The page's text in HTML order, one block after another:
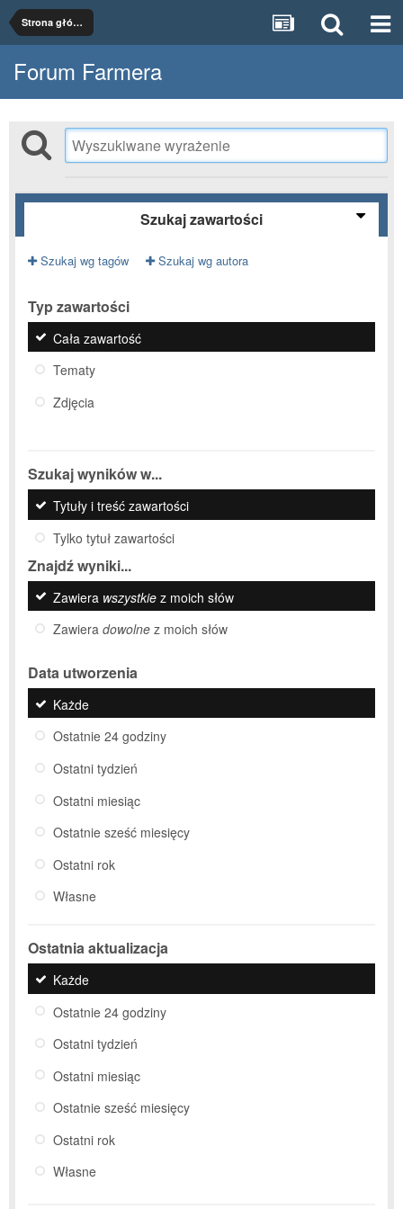
Strona główna
Forum Farmera
Szukaj zawartości
Szukaj wg tagów Szukaj wg autora
Typ zawartości
Cała zawartość
Tematy
Zdjęcia
Szukaj wyników w...
Tytuły i treść zawartości
Tylko tytuł zawartości
Znajdź wyniki...
Zawiera wszystkie z moich słów
Zawiera dowolne z moich słów
Data utworzenia
Każde
Ostatnie 24 godziny
Ostatni tydzień
Ostatni miesiąc
Ostatnie sześć miesięcy
Ostatni rok
Własne
Ostatnia aktualizacja
Każde
Ostatnie 24 godziny
Ostatni tydzień
Ostatni miesiąc
Ostatnie sześć miesięcy
Ostatni rok
Własne